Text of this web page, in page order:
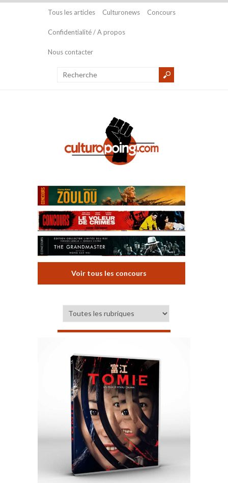
Tous les articles Culturonews Concours
Confidentialité / A propos
Nous contacter
Voir tous les concours